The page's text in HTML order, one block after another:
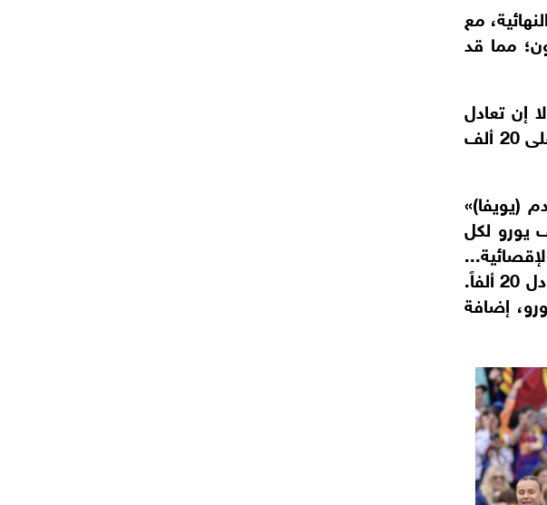
النهائية، مع
مما قد
مليوناً و995 ألف يورو، إلا إن تعادل
الفريق أمام تشيلسي في مرحلة الدوري حرمه من مكافأة إضافية، بعدما حصل على 20 ألف
(يويفا)»
قيمة المشاركة في مرحلة الدوري إلى 505 آلاف يورو لكل
فقد ارتفعت مكافأة الفوز في المباريات إلى 60 ألف يورو، بينما تبلغ مكافأة التعادل 20 ألفاً.
مرحلة الدوري؛ ما منحه 300 ألف يورو، إضافة